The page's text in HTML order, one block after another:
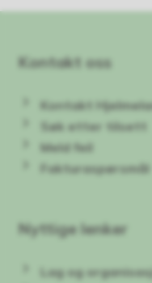
Kontakt oss
Kontakt
Søk etter tilsett
Meld feil
Fakturaspørsmål
Nyttige lenker
Lag og